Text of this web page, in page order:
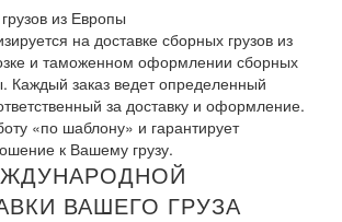
из Европы
на доставке сборных грузов из
и таможенном оформлении сборных
Каждый заказ ведет определенный
за доставку и оформление.
«по шаблону» и гарантирует
к Вашему грузу.
ВАШЕГО ГРУЗА